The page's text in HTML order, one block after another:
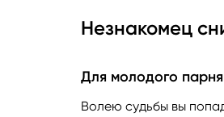
Незнакомец
Для молодого парня
Волею судьбы вы